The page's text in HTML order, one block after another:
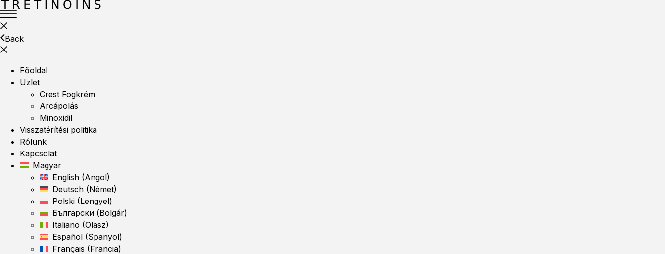
Back
Főoldal
Üzlet
Crest Fogkrém
Arcápolás
Minoxidil
Visszatérítési politika
Rólunk
Kapcsolat
Magyar
English (Angol)
Deutsch (Német)
Polski (Lengyel)
Български (Bolgár)
Italiano (Olasz)
Español (Spanyol)
Français (Francia)